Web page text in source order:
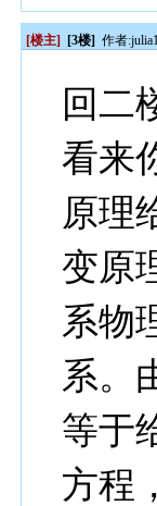
[楼主] [3楼] 作者:
回二
看来
原理
变原
系物
系。
等于
方程